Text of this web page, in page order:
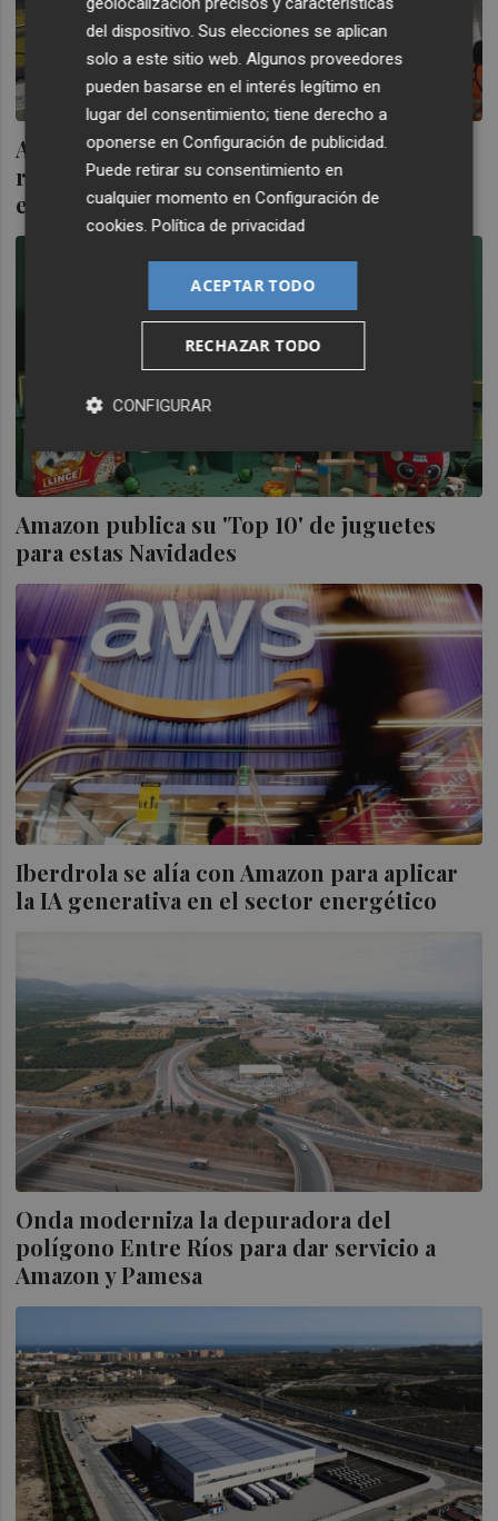
Amazon casi duplica beneficios en 2024 y
resalta su temporada navideña "más
exitosa" en el último trimestre
Amazon publica su 'Top 10' de juguetes
para estas Navidades
Iberdrola se alía con Amazon para aplicar
la IA generativa en el sector energético
Onda moderniza la depuradora del
polígono Entre Ríos para dar servicio a
Amazon y Pamesa
del dispositivo. Sus elecciones se aplican
solo a este sitio web. Algunos proveedores
pueden basarse en el interés legítimo en
lugar del consentimiento; tiene derecho a
oponerse enConfiguración de publicidad.
Puede retirar su consentimiento en
cualquier momento enConfiguración de
cookies.Política de privacidad
ACEPTAR TODO
RECHAZAR TODO
CONFIGURAR